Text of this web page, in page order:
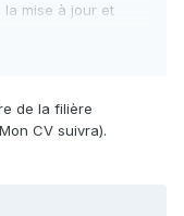
mise à jour et
etc...). Que je
de la filière
CV suivra).